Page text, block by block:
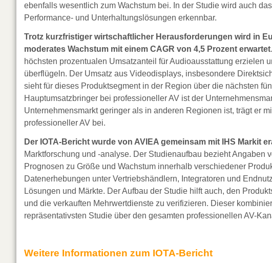
ebenfalls wesentlich zum Wachstum bei. In der Studie wird auch
Performance- und Unterhaltungslösungen erkennbar.
Trotz kurzfristiger wirtschaftlicher Herausforderungen wird in
moderates Wachstum mit einem CAGR von 4,5 Prozent erwartet
höchsten prozentualen Umsatzanteil für Audioausstattung erzielen
überflügeln. Der Umsatz aus Videodisplays, insbesondere
sieht für dieses Produktsegment in der Region über die nächsten
Hauptumsatzbringer bei professioneller AV ist der
Unternehmensmarkt geringer als in anderen Regionen ist, trägt er
professioneller AV bei.
Der IOTA-Bericht wurde von AVIEA gemeinsam mit IHS Markit
Marktforschung und -analyse. Der Studienaufbau bezieht
Prognosen zu Größe und Wachstum innerhalb verschiedener
Datenerhebungen unter Vertriebshändlern, Integratoren und
Lösungen und Märkte. Der Aufbau der Studie hilft auch, den
und die verkauften Mehrwertdienste zu verifizieren. Dieser
repräsentativsten Studie über den gesamten professionellen AV-
Weitere Informationen zum IOTA-Bericht